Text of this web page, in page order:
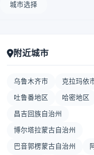
城市选择
附近城市
乌鲁木齐市 克拉玛依
吐鲁番地区 哈密地区
昌吉回族自治州
博尔塔拉蒙古自治州
巴音郭楞蒙古自治州